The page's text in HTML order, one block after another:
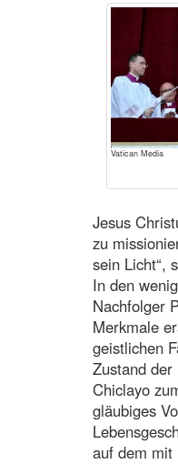
Vatican Media
Jesus
zu
sein Licht“,
In den
Nachfolger
Merkmale
geistlichen
Zustand der
Chiclayo
gläubiges
auf dem mit